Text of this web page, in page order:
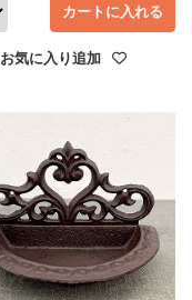
カートに入れる
お気に入り追加